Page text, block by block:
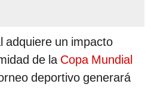
adquiere un impacto
de la Copa Mundial
deportivo generará